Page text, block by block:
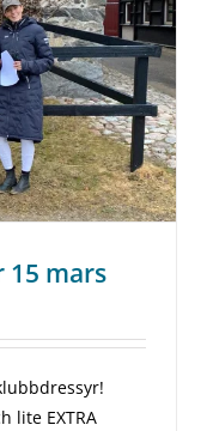
15 mars
lite EXTRA